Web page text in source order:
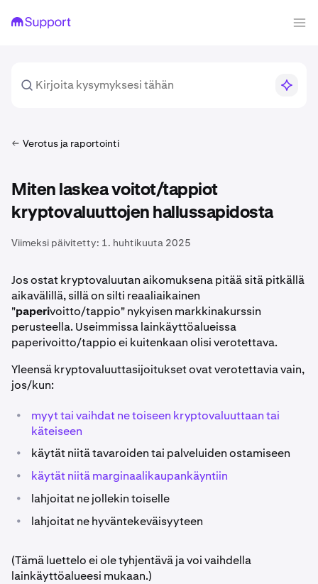
Verotus ja raportointi
Miten laskea voitot/tappiot
kryptovaluuttojen hallussapidosta
Viimeksi päivitetty: 1. huhtikuuta 2025
Jos ostat kryptovaluutan aikomuksena pitää sitä pitkällä
aikavälillä, sillä on silti reaaliaikainen
"paperivoitto/tappio" nykyisen markkinakurssin
perusteella. Useimmissa lainkäyttöalueissa
paperivoitto/tappio ei kuitenkaan olisi verotettava.
Yleensä kryptovaluuttasijoitukset ovat verotettavia vain,
jos/kun:
•
myyt tai vaihdat ne toiseen kryptovaluuttaan tai
käteiseen
• käytät niitä tavaroiden tai palveluiden ostamiseen
• käytät niitä marginaalikaupankäyntiin
• lahjoitat ne jollekin toiselle
• lahjoitat ne hyväntekeväisyyteen
(Tämä luettelo ei ole tyhjentävä ja voi vaihdella
lainkäyttöalueesi mukaan.)